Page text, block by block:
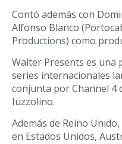
Contó además con
Alfonso Blanco
Productions) como
Walter Presents es una
series internacionales
conjunta por Channel 4
Iuzzolino.
Además de Reino
en Estados Unidos,